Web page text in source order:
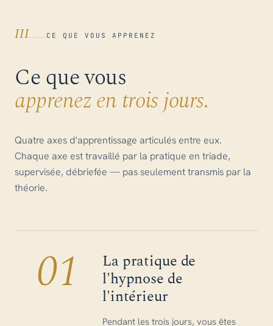
III CE QUE VOUS APPRENEZ
Ce que vous
apprenez en trois jours.
Quatre axes d'apprentissage articulés entre eux.
Chaque axe est travaillé par la pratique en triade,
supervisée, débriefée — pas seulement transmis par la
théorie.
01
La pratique de
l'hypnose de
l'intérieur
Pendant les trois jours, vous êtes